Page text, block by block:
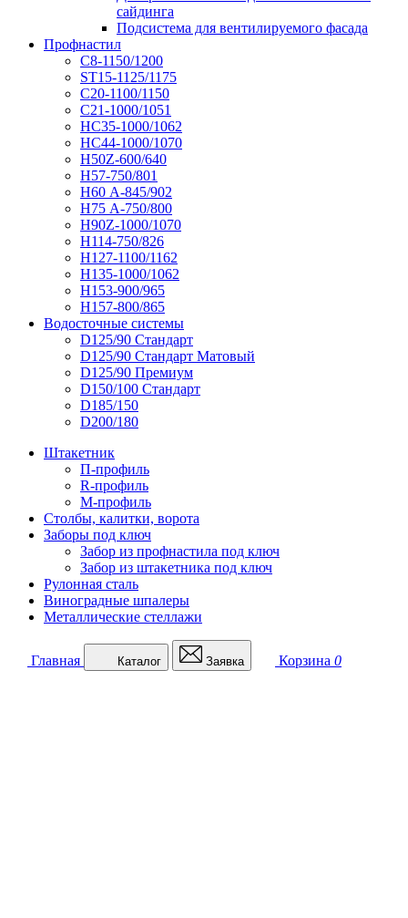
сайдинга
Подсистема для вентилируемого фасада
Профнастил
С8-1150/1200
ST15-1125/1175
С20-1100/1150
С21-1000/1051
НС35-1000/1062
НС44-1000/1070
Н50Z-600/640
Н57-750/801
Н60 А-845/902
Н75 А-750/800
Н90Z-1000/1070
Н114-750/826
Н127-1100/1162
Н135-1000/1062
Н153-900/965
Н157-800/865
Водосточные системы
D125/90 Стандарт
D125/90 Стандарт Матовый
D125/90 Премиум
D150/100 Стандарт
D185/150
D200/180
Штакетник
П-профиль
R-профиль
М-профиль
Столбы, калитки, ворота
Заборы под ключ
Забор из профнастила под ключ
Забор из штакетника под ключ
Рулонная сталь
Виноградные шпалеры
Металлические стеллажи
Главная Каталог Заявка Корзина 0